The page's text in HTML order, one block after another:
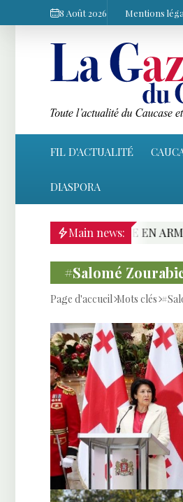
8 Août 2026 Mentions
FIL D'ACTUALITÉ
DIASPORA
Main news:
EN ARMÉNIE
#Salomé
Page d'accueil Mots clés